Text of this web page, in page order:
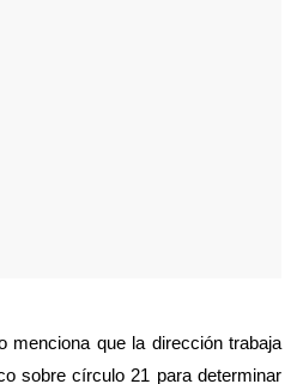
menciona que la dirección trabaja
sobre círculo 21 para determinar